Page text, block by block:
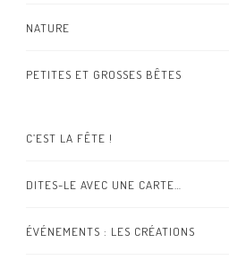
NATURE
PETITES ET GROSSES BÊTES
C’EST LA FÊTE !
DITES-LE AVEC UNE CARTE…
ÉVÉNEMENTS : LES CRÉATIONS